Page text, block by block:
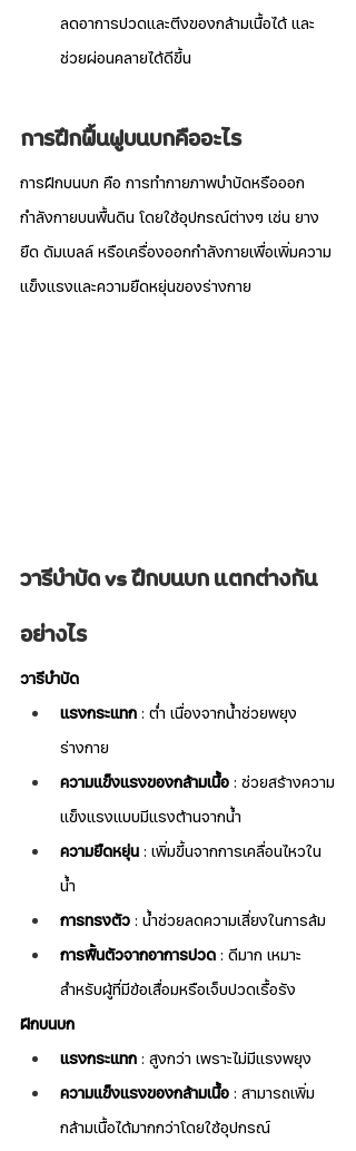
ลดอาการปวดและตึงของกล้ามเนื้อได้ และ
ช่วยผ่อนคลายได้ดีขึ้น
การฝึกฟื้นฟูบนบกคืออะไร
การฝึกบนบก คือ การทำกายภาพบำบัดหรือออก
กำลังกายบนพื้นดิน โดยใช้อุปกรณ์ต่างๆ เช่น ยาง
ยืด ดัมเบลล์ หรือเครื่องออกกำลังกายเพื่อเพิ่มความ
แข็งแรงและความยืดหยุ่นของร่างกาย
วารีบำบัด vs ฝึกบนบก แตกต่างกัน
อย่างไร
วารีบำบัด
แรงกระแทก : ต่ำ เนื่องจากน้ำช่วยพยุง
ร่างกาย
ความแข็งแรงของกล้ามเนื้อ : ช่วยสร้างความ
แข็งแรงแบบมีแรงต้านจากน้ำ
ความยืดหยุ่น : เพิ่มขึ้นจากการเคลื่อนไหวใน
น้ำ
การทรงตัว : น้ำช่วยลดความเสี่ยงในการล้ม
การฟื้นตัวจากอาการปวด : ดีมาก เหมาะ
สำหรับผู้ที่มีข้อเสื่อมหรือเจ็บปวดเรื้อรัง
ฝึกบนบก
แรงกระแทก : สูงกว่า เพราะไม่มีแรงพยุง
ความแข็งแรงของกล้ามเนื้อ : สามารถเพิ่ม
กล้ามเนื้อได้มากกว่าโดยใช้อุปกรณ์